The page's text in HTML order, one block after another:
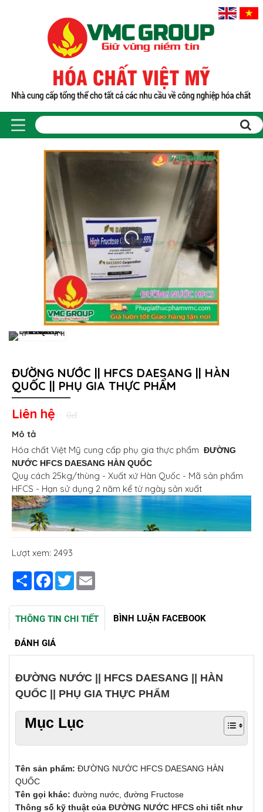
ĐƯỜNG NƯỚC || HFCS DAESANG || HÀN
QUỐC || PHỤ GIA THỰC PHẨM
Liên hệ
0đ
Mô tả
Hóa chất Việt Mỹ cung cấp phụ gia thực phẩm ĐƯỜNG
NƯỚC HFCS DAESANG HÀN QUỐC
Quy cách 25kg/thùng - Xuất xứ Hàn Quốc - Mã sản phẩm
HFCS - Hạn sử dụng 2 năm kể từ ngày sản xuất
Lượt xem: 2493
ShareFacebook
Twitter
THÔNG TIN CHI TIẾT BÌNH LUẬN FACEBOOK
ĐÁNH GIÁ
ĐƯỜNG NƯỚC || HFCS DAESANG || HÀN
QUỐC || PHỤ GIA THỰC PHẨM
Mục Lục
Tên sản phẩm: ĐƯỜNG NƯỚC HFCS DAESANG HÀN
QUỐC
Tên gọi khác: đường nước, đường Fructose
Thông số kỹ thuật của ĐƯỜNG NƯỚC HFCS chi tiết như